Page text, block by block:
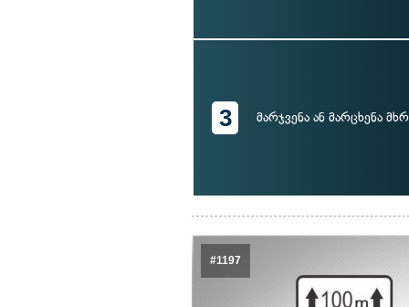
3 მარჯვენა ან მარცხენა
#1197